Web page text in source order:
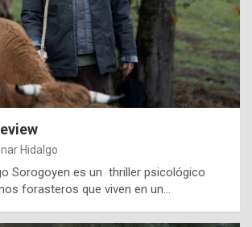
Hidalgo
Sorogoyen es un thriller psicológico
forasteros que viven en un…